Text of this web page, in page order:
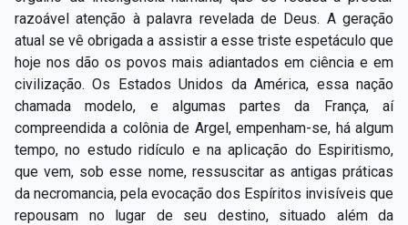
razoável atenção à palavra revelada de Deus. A geração
atual se vê obrigada a assistir a esse triste espetáculo que
hoje nos dão os povos mais adiantados em ciência e em
civilização. Os Estados Unidos da América, essa nação
chamada modelo, e algumas partes da França, aí
compreendida a colônia de Argel, empenham-se, há algum
tempo, no estudo ridículo e na aplicação do Espiritismo,
que vem, sob esse nome, ressuscitar as antigas práticas
da necromancia, pela evocação dos Espíritos invisíveis que
repousam no lugar de seu destino, situado além da